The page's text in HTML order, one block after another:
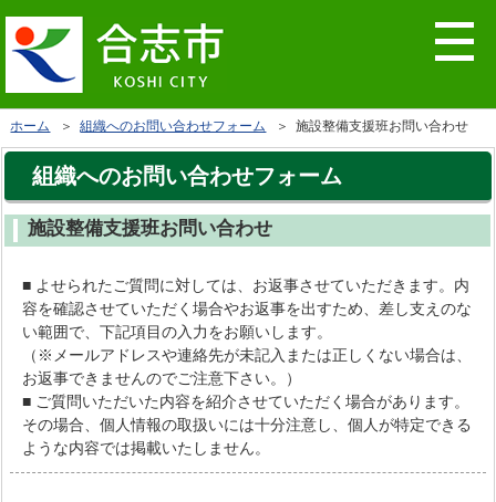
ホーム ＞組織へのお問い合わせフォーム ＞ 施設整備支援班お問い合わせ
組織へのお問い合わせフォーム
施設整備支援班お問い合わせ
■ よせられたご質問に対しては、お返事させていただきます。内
容を確認させていただく場合やお返事を出すため、差し支えのな
い範囲で、下記項目の入力をお願いします。
（※メールアドレスや連絡先が未記入または正しくない場合は、
お返事できませんのでご注意下さい。）
■ ご質問いただいた内容を紹介させていただく場合があります。
その場合、個人情報の取扱いには十分注意し、個人が特定できる
ような内容では掲載いたしません。